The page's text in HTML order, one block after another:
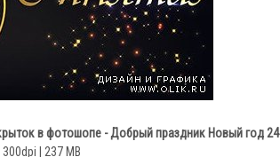
в фотошопе - Добрый праздник Новый год 24
| 237 MB